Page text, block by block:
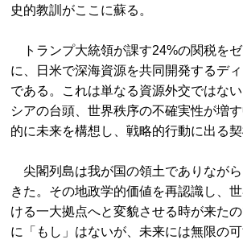
史的教訓がここに蘇る。
トランプ大統領が課す24%の関税をゼ
に、日米で深海資源を共同開発するデ
である。これは単なる資源外交ではな
シアの台頭、世界秩序の不確実性が増
的に未来を構想し、戦略的行動に出る契
尖閣列島は我が国の領土でありなが
きた。その地政学的価値を再認識し、
ける一大拠点へと変貌させる時が来た
に「もし」はないが、未来には無限の